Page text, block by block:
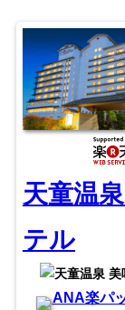
天童温
テル
ANA楽パ